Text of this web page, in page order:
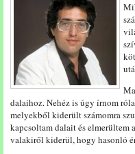
dalaihoz. Nehéz is úgy írnom
melyekből kiderült számomra
kapcsoltam dalait és elmerültem
valakiről kiderül, hogy hasonló